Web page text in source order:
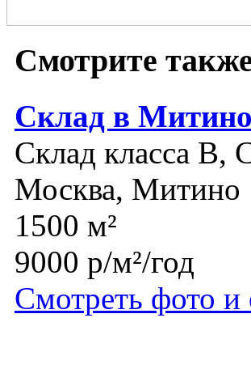
Смотрите
Склад в Митино
Склад класса B,
Москва, Митино
1500 м²
9000 р/м²/год
Смотреть фото и